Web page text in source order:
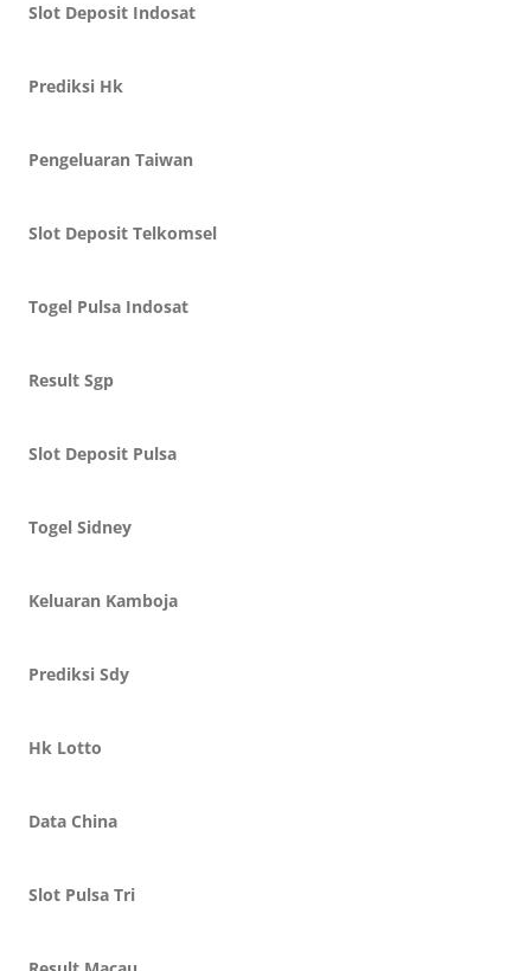
Slot Deposit Indosat
Prediksi Hk
Pengeluaran Taiwan
Slot Deposit Telkomsel
Togel Pulsa Indosat
Result Sgp
Slot Deposit Pulsa
Togel Sidney
Keluaran Kamboja
Prediksi Sdy
Hk Lotto
Data China
Slot Pulsa Tri